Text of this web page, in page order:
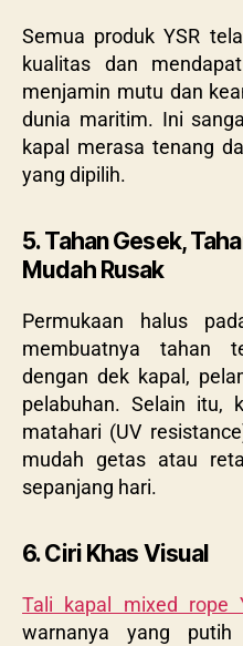
Semua produk YSR
kualitas dan
menjamin mutu dan
dunia maritim. Ini
kapal merasa tenang
yang dipilih.
5. Tahan Gesek,
Mudah Rusak
Permukaan halus
membuatnya tahan
dengan dek kapal,
pelabuhan. Selain itu,
matahari (UV
mudah getas atau
sepanjang hari.
6. Ciri Khas Visual
Tali kapal mixed rope
warnanya yang